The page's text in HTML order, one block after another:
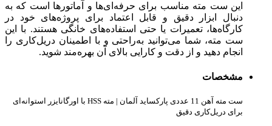
این ست مته مناسب برای حرفه‌ای‌ها و آماتورها است که به
دنبال ابزار دقیق و قابل اعتماد برای پروژه‌های خود در
کارگاه‌ها، تعمیرات یا حتی استفاده‌های خانگی هستند. با این
ست مته، شما می‌توانید به‌راحتی و با اطمینان دریل‌کاری را
انجام دهید و از دقت و کارایی بالای آن بهره‌مند شوید.
مشخصات
ست مته آهن 11 عددی پارکساید آلمان | مته HSS با اورگانایزر استوانه‌ای
برای دریل‌کاری دقیق